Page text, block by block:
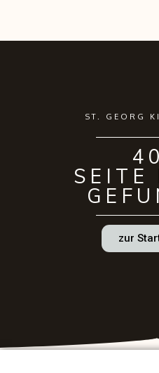
ST. GEORG
SEITE
zur